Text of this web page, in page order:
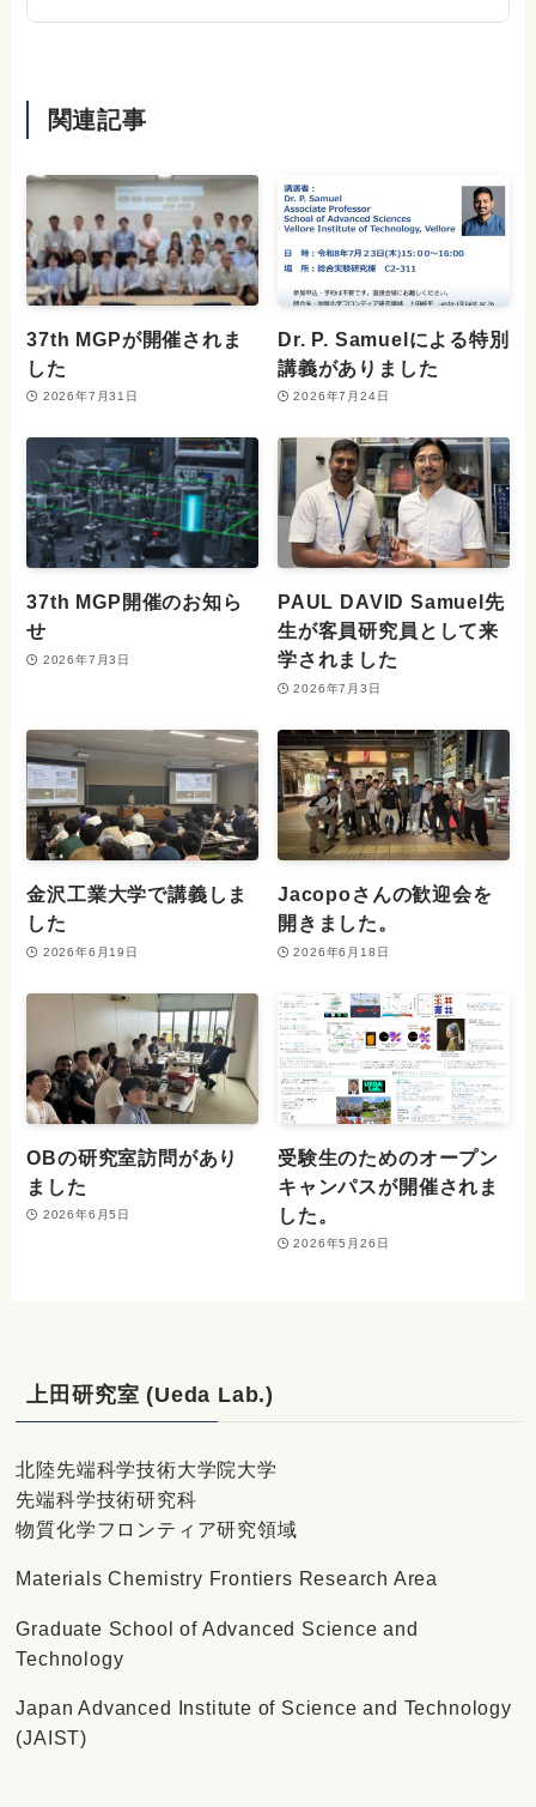
関連記事
37th MGPが開催されま
した
2026年7月31日
Dr. P. Samuelによる特別
講義がありました
2026年7月24日
37th MGP開催のお知ら
せ
2026年7月3日
PAUL DAVID Samuel先
生が客員研究員として来
学されました
2026年7月3日
金沢工業大学で講義しま
した
2026年6月19日
Jacopoさんの歓迎会を
開きました。
2026年6月18日
OBの研究室訪問があり
ました
2026年6月5日
受験生のためのオープン
キャンパスが開催されま
した。
2026年5月26日
上田研究室 (Ueda Lab.)
北陸先端科学技術大学院大学
先端科学技術研究科
物質化学フロンティア研究領域
Materials Chemistry Frontiers Research Area
Graduate School of Advanced Science and
Technology
Japan Advanced Institute of Science and Technology
(JAIST)